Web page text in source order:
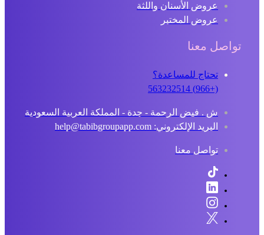
عروض الأسنان واللثة
عروض المختبر
تواصل معنا
تحتاج للمساعدة؟
ش . فيض الرحمة - جدة - المملكة العربية السعودية
البريد الإلكتروني: help@tabibgroupapp.com
تواصل معنا